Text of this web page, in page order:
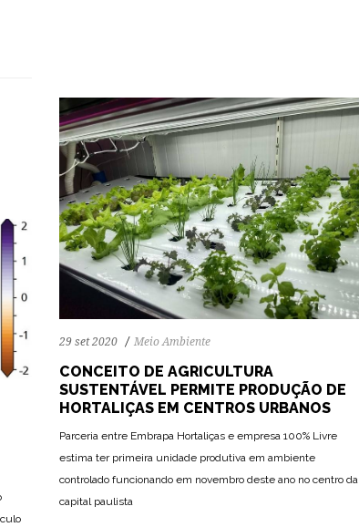
29 set 2020 Meio Ambiente
CONCEITO DE AGRICULTURA
SUSTENTÁVEL PERMITE PRODUÇÃO DE
HORTALIÇAS EM CENTROS URBANOS
Parceria entre Embrapa Hortaliças e empresa 100% Livre
estima ter primeira unidade produtiva em ambiente
controlado funcionando em novembro deste ano no centro da
capital paulista